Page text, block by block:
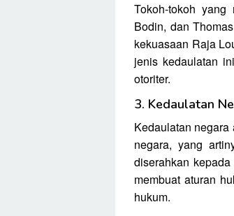
Tokoh-tokoh
Bodin, dan
kekuasaan Raja
jenis kedaulatan
otoriter.
3. Kedaulatan
Kedaulatan
negara, yang
diserahkan
membuat aturan
hukum.